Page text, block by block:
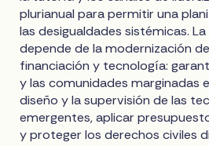
plurianual para permitir una
las desigualdades sistémicas.
depende de la modernización
financiación y tecnología:
y las comunidades marginadas
diseño y la supervisión de las
emergentes, aplicar
y proteger los derechos civiles